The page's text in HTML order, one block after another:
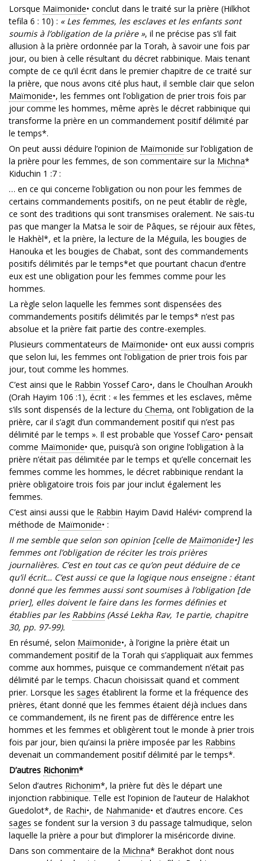
Lorsque Maïmonide• conclut dans le traité sur la prière (Hilkhot
tefila 6 : 10) : « Les femmes, les esclaves et les enfants sont
soumis à l’obligation de la prière », il ne précise pas s’il fait
allusion à la prière ordonnée par la Torah, à savoir une fois par
jour, ou bien à celle résultant du décret rabbinique. Mais tenant
compte de ce qu’il écrit dans le premier chapitre de ce traité sur
la prière, que nous avons cité plus haut, il semble clair que selon
Maïmonide•, les femmes ont l’obligation de prier trois fois par
jour comme les hommes, même après le décret rabbinique qui
transforme la prière en un commandement positif délimité par
le temps*.
On peut aussi déduire l’opinion de Maïmonide sur l’obligation de
la prière pour les femmes, de son commentaire sur la Michna*
Kiduchin 1 :7 :
… en ce qui concerne l’obligation ou non pour les femmes de
certains commandements positifs, on ne peut établir de règle,
ce sont des traditions qui sont transmises oralement. Ne sais-tu
pas que manger la Matsa le soir de Pâques, se réjouir aux fêtes,
le Hakhèl*, et la prière, la lecture de la Méguila, les bougies de
Hanouka et les bougies de Chabat, sont des commandements
positifs délimités par le temps*et que pourtant chacun d’entre
eux est une obligation pour les femmes comme pour les
hommes.
La règle selon laquelle les femmes sont dispensées des
commandements positifs délimités par le temps* n’est pas
absolue et la prière fait partie des contre-exemples.
Plusieurs commentateurs de Maïmonide• ont eux aussi compris
que selon lui, les femmes ont l’obligation de prier trois fois par
jour, tout comme les hommes.
C’est ainsi que le Rabbin YossefCaro•, dans le Choulhan Aroukh
(Orah Hayim 106 :1), écrit : « les femmes et les esclaves, même
s’ils sont dispensés de la lecture du Chema, ont l’obligation de la
prière, car il s’agit d’un commandement positif qui n’est pas
délimité par le temps ». Il est probable que YossefCaro• pensait
comme Maïmonide• que, puisqu’à son origine l’obligation à la
prière n’était pas délimitée par le temps et qu’elle concernait les
femmes comme les hommes, le décret rabbinique rendant la
prière obligatoire trois fois par jour inclut également les
femmes.
C’est ainsi aussi que le Rabbin Hayim David Halévi• comprend la
méthode de Maïmonide• :
Il me semble que selon son opinion [celle de Maïmonide•] les
femmes ont l’obligation de réciter les trois prières
journalières. C’est en tout cas ce qu’on peut déduire de ce
qu’il écrit… C’est aussi ce que la logique nous enseigne : étant
donné que les femmes aussi sont soumises à l’obligation [de
prier], elles doivent le faire dans les formes définies et
établies par les Rabbins(Assé Lekha Rav, 1e partie, chapitre
30, pp. 97-99).
En résumé, selon Maïmonide•, à l’origine la prière était un
commandement positif de la Torah qui s’appliquait aux femmes
comme aux hommes, puisque ce commandement n’était pas
délimité par le temps. Chacun choisissait quand et comment
prier. Lorsque les sages établirent la forme et la fréquence des
prières, étant donné que les femmes étaient déjà inclues dans
ce commandement, ils ne firent pas de différence entre les
hommes et les femmes et obligèrent tout le monde à prier trois
fois par jour, bien qu’ainsi la prière imposée par les Rabbins
devenait un commandement positif délimité par le temps*.
D’autres Richonim*
Selon d’autres Richonim*, la prière fut dès le départ une
injonction rabbinique. Telle est l’opinion de l’auteur de Halakhot
Guedolot*, de Rachi•, de Nahmanide• et d’autres encore. Ces
sages se fondent sur la version 3 du passage talmudique, selon
laquelle la prière a pour but d’implorer la miséricorde divine.
Dans son commentaire de la Michna* Berakhot dont nous